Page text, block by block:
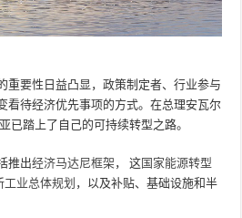
重要性日益凸显，政策制定者、行业参与
看待经济优先事项的方式。在总理安瓦尔
已踏上了自己的可持续转型之路。
推出经济马达尼框架 ， 这国家能源转型
工业总体规划 ，以及补贴、基础设施和半